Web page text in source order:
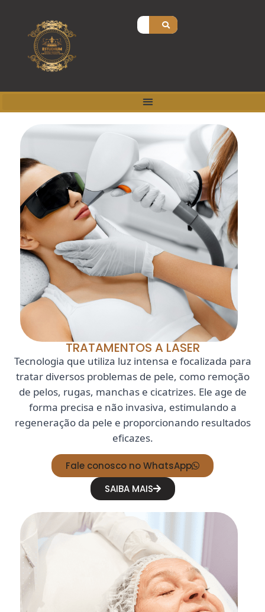
TRATAMENTOS A LASER
Tecnologia que utiliza luz intensa e focalizada para
tratar diversos problemas de pele, como remoção
de pelos, rugas, manchas e cicatrizes. Ele age de
forma precisa e não invasiva, estimulando a
regeneração da pele e proporcionando resultados
eficazes.
Fale conosco no WhatsApp
SAIBA MAIS